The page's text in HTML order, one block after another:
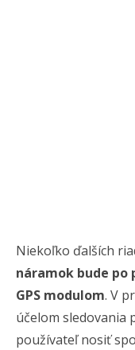
Niekoľko ďalších
náramok bude
GPS modulom. V
účelom sledovania
používateľ nosiť